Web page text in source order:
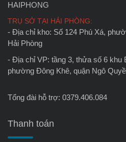
HAIPHONG
TRỤ SỞ TẠI HẢI PHÒNG:
- Địa chỉ kho: Số 124 Phú Xá,
Hải Phòng
- Địa chỉ VP: tầng 3, thửa số 6 khu
phường Đông Khê, quận Ngô
Tổng đài hỗ trợ: 0379.406.084
Thanh toán